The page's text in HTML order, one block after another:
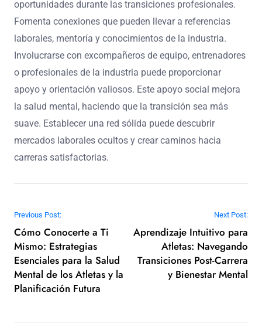
oportunidades durante las transiciones profesionales.
Fomenta conexiones que pueden llevar a referencias
laborales, mentoría y conocimientos de la industria.
Involucrarse con excompañeros de equipo, entrenadores
o profesionales de la industria puede proporcionar
apoyo y orientación valiosos. Este apoyo social mejora
la salud mental, haciendo que la transición sea más
suave. Establecer una red sólida puede descubrir
mercados laborales ocultos y crear caminos hacia
carreras satisfactorias.
Post navigation
Previous Post:
Cómo Conocerte a Ti
Mismo: Estrategias
Esenciales para la Salud
Mental de los Atletas y la
Planificación Futura
Next Post:
Aprendizaje Intuitivo para
Atletas: Navegando
Transiciones Post-Carrera
y Bienestar Mental